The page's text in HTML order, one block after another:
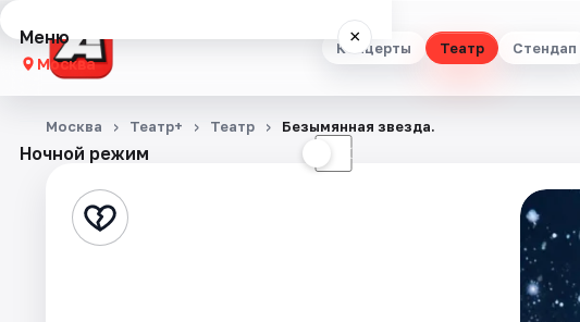
Концерты Театр Стендап
Меню ×
Москва
Концерты
Стендап
Ночной режим ☾
Москва Театр+ Театр Безымянная звезда.